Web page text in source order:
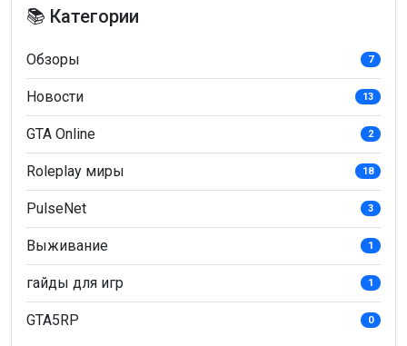
📚 Категории
Обзоры 7
Новости 13
GTA Online 2
Roleplay миры 18
PulseNet 3
Выживание 1
гайды для игр 1
GTA5RP 0